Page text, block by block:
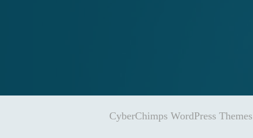
CyberChimps WordPress Themes